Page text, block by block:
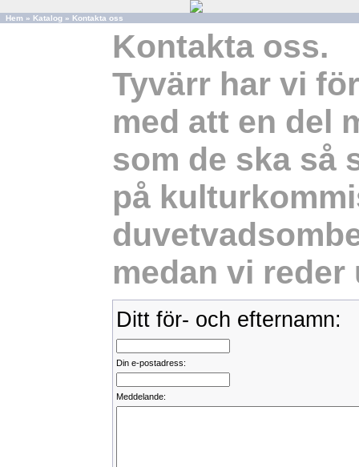
Hem » Katalog » Kontakta oss
Kontakta oss.
Tyvärr har vi
med att en del
som de ska så
på
medan vi reder
Ditt för- och efternamn:
Din e-postadress:
Meddelande: